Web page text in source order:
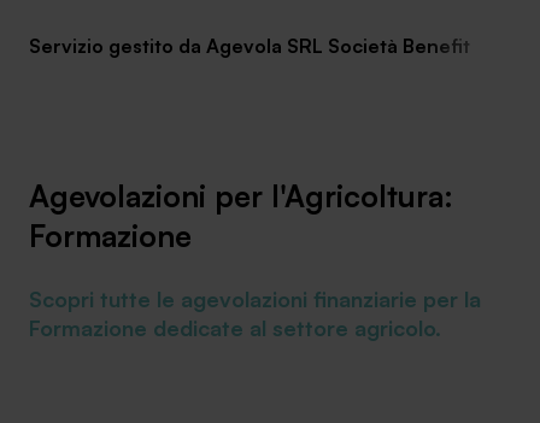
Mediazione Creditizia
News ed eventi
Ambassador
Servizio gestito da Agevola SRL Società Benefit
Agevolazioni per l'Agricoltura:
Formazione
Scopri tutte le agevolazioni finanziarie per la
Formazione dedicate al settore agricolo.